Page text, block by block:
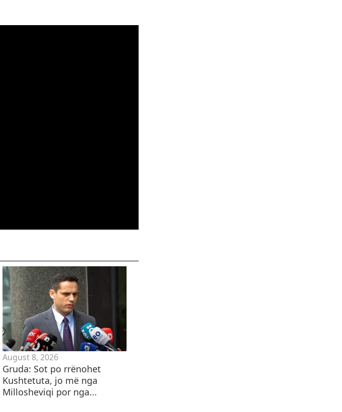
August 8, 2026
Gruda: Sot po rrënohet
Kushtetuta, jo më nga
Millosheviqi por nga...